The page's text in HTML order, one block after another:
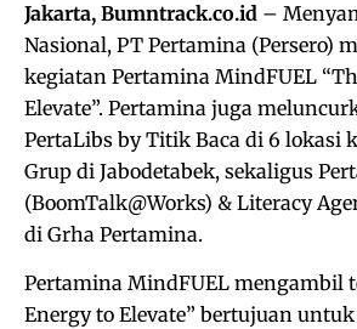
Jakarta, Bumntrack.co.id –
Nasional, PT Pertamina (Persero)
kegiatan Pertamina MindFUEL
Elevate”. Pertamina juga
PertaLibs by Titik Baca di 6 lokasi
Grup di Jabodetabek, sekaligus
(BoomTalk@Works) & Literacy
di Grha Pertamina.
Pertamina MindFUEL mengambil
Energy to Elevate” bertujuan